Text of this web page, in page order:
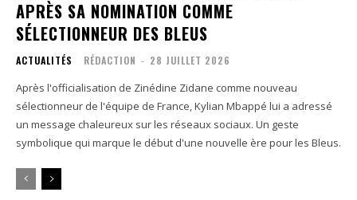
APRÈS SA NOMINATION COMME
SÉLECTIONNEUR DES BLEUS
ACTUALITÉS RÉDACTION - 28 JUILLET 2026
Après l'officialisation de Zinédine Zidane comme nouveau
sélectionneur de l'équipe de France, Kylian Mbappé lui a adressé
un message chaleureux sur les réseaux sociaux. Un geste
symbolique qui marque le début d'une nouvelle ère pour les Bleus.